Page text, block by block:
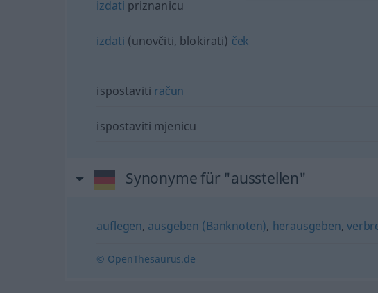
izdati priznanicu
izdati (unovčiti, blokirati) ček
ispostaviti račun
ispostaviti mjenicu
Synonyme für "ausstellen"
auflegen, ausgeben (Banknoten), herausgeben,
© OpenThesaurus.de